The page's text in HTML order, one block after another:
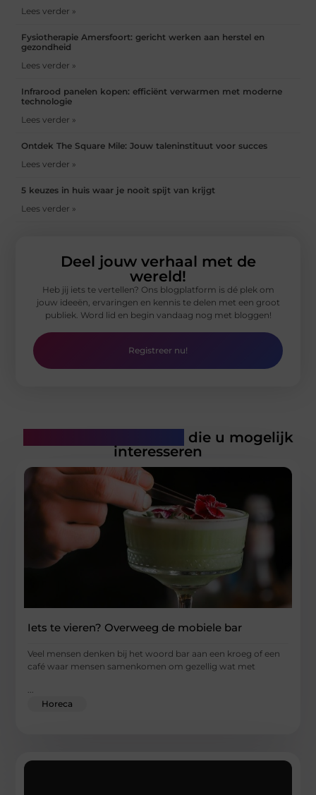
Lees verder »
Fysiotherapie Amersfoort: gericht werken aan herstel en
gezondheid
Lees verder »
Infrarood panelen kopen: efficiënt verwarmen met moderne
technologie
Lees verder »
Ontdek The Square Mile: Jouw taleninstituut voor succes
Lees verder »
5 keuzes in huis waar je nooit spijt van krijgt
Lees verder »
Deel jouw verhaal met de
wereld!
Heb jij iets te vertellen? Ons blogplatform is dé plek om
jouw ideeën, ervaringen en kennis te delen met een groot
publiek. Word lid en begin vandaag nog met bloggen!
Registreer nu!
die u mogelijk
interesseren
Iets te vieren? Overweeg de mobiele bar
Veel mensen denken bij het woord bar aan een kroeg of een
café waar mensen samenkomen om gezellig wat met
Horeca